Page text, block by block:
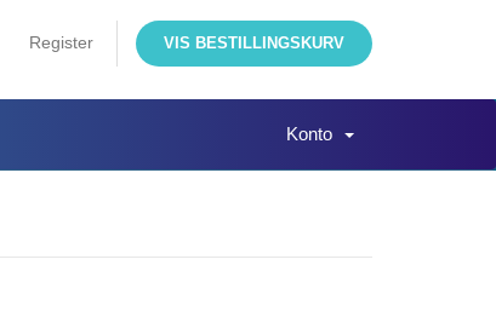
Register VIS BESTILLINGSKURV
Konto